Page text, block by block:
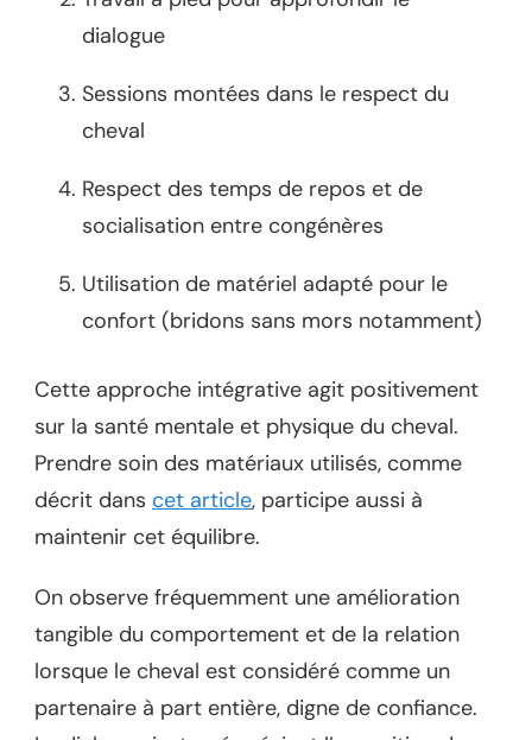
dialogue
Sessions montées dans le respect du
cheval
Respect des temps de repos et de
socialisation entre congénères
Utilisation de matériel adapté pour le
confort (bridons sans mors notamment)
Cette approche intégrative agit positivement
sur la santé mentale et physique du cheval.
Prendre soin des matériaux utilisés, comme
décrit dans cet article, participe aussi à
maintenir cet équilibre.
On observe fréquemment une amélioration
tangible du comportement et de la relation
lorsque le cheval est considéré comme un
partenaire à part entière, digne de confiance.